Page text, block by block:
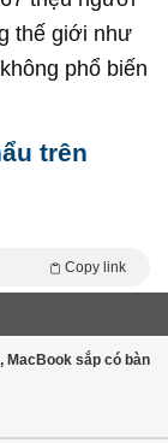
thế giới như
phổ biến
trên
Copy link
MacBook sắp có bàn